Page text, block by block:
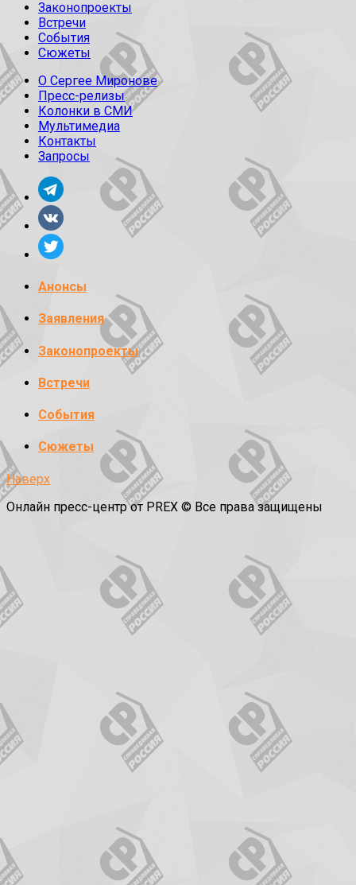
Законопроекты
Встречи
События
Сюжеты
О Сергее Миронове
Пресс-релизы
Колонки в СМИ
Мультимедиа
Контакты
Запросы
Анонсы
Заявления
Законопроекты
Встречи
События
Сюжеты
Наверх
Онлайн пресс-центр от PREX © Все права защищены